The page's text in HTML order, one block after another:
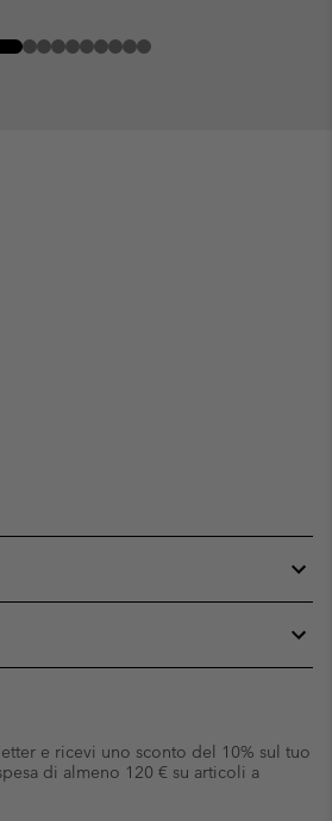
e ricevi uno sconto del 10% sul tuo
di almeno 120 € su articoli a